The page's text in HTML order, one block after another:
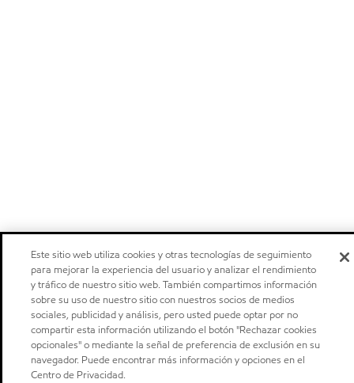
Este sitio web utiliza cookies y otras tecnologías de seguimiento
para mejorar la experiencia del usuario y analizar el rendimiento
y tráfico de nuestro sitio web. También compartimos información
sobre su uso de nuestro sitio con nuestros socios de medios
sociales, publicidad y análisis, pero usted puede optar por no
compartir esta información utilizando el botón "Rechazar cookies
opcionales" o mediante la señal de preferencia de exclusión en su
navegador. Puede encontrar más información y opciones en el
Centro de Privacidad.